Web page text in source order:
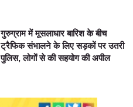
गुरुग्राम में मूसलाधार बारिश के बीच
ट्रैफिक संभालने के लिए सड़कों पर उतरी
पुलिस, लोगों से की सहयोग की अपील